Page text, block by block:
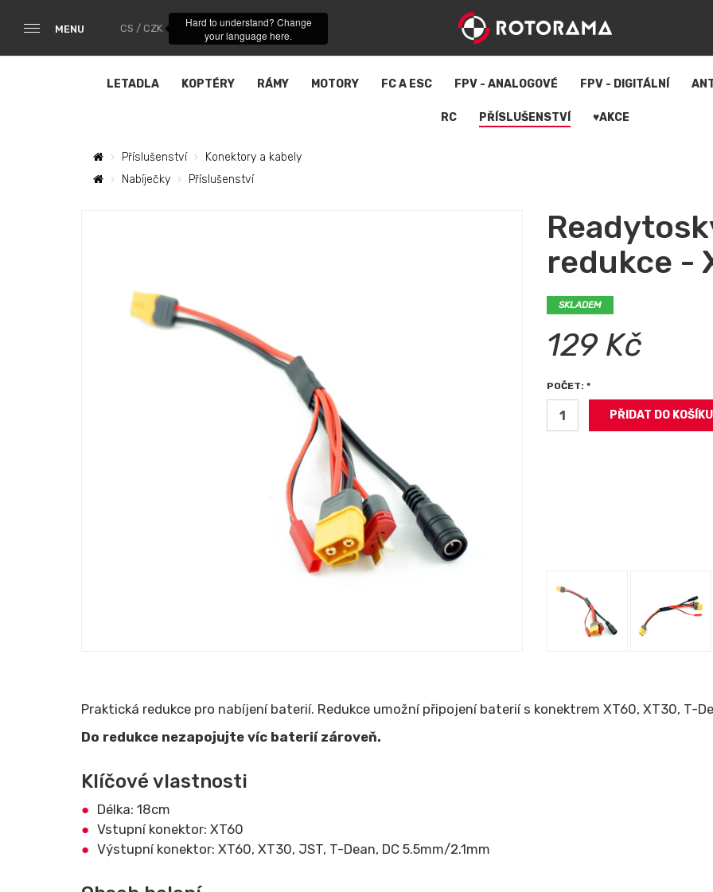
MENU CS / CZK
Hard to understand? Change
your language here.
LETADLA KOPTÉRY RÁMY MOTORY FC A ESC FPV - ANALOGOVÉ FPV - DIGITÁLNÍ
RC PŘÍSLUŠENSTVÍ ♥AKCE
Příslušenství
Konektory a kabely
Nabíječky
Příslušenství
redukce -
SKLADEM
129 Kč
POČET: *
Praktická redukce pro nabíjení baterií. Redukce umožní připojení baterií s konektrem XT60, XT30, T-
Do redukce nezapojujte víc baterií zároveň.
Klíčové vlastnosti
Délka: 18cm
Vstupní konektor: XT60
Výstupní konektor: XT60, XT30, JST, T-Dean, DC 5.5mm/2.1mm